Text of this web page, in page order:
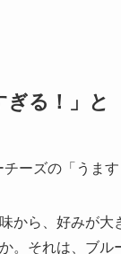
ぎる！」
から、好みが
。それは、ブ